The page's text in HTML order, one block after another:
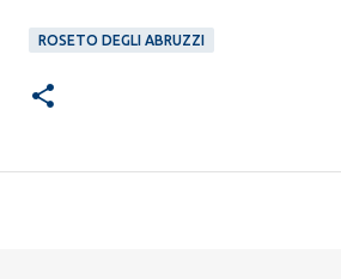
ROSETO DEGLI ABRUZZI